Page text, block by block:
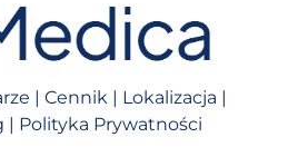
| Cennik| Lokalizacja |
| Polityka Prywatności